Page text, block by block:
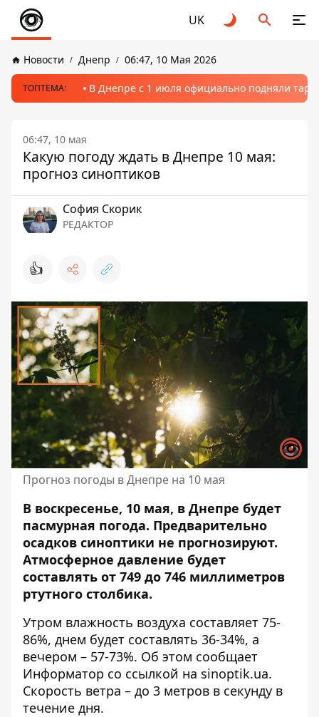
UK
Новости Днепр 06:47, 10 Мая 2026
ТОПТЕМА: В Днепре с 1 июля официально подняли
06:47, 10 мая
Какую погоду ждать в Днепре 10 мая:
прогноз синоптиков
София Скорик
РЕДАКТОР
👍
Прогноз погоды в Днепре на 10 мая
В воскресенье, 10 мая, в Днепре будет
пасмурная погода. Предварительно
осадков синоптики не прогнозируют.
Атмосферное давление будет
составлять от 749 до 746 миллиметров
ртутного столбика.
Утром влажность воздуха составляет 75-
86%, днем ​​будет составлять 36-34%, а
вечером – 57-73%. Об этом сообщает
Информатор со ссылкой на sinoptik.ua.
Скорость ветра – до 3 метров в секунду в
течение дня.